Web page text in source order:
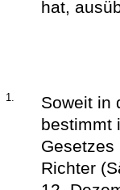
hat,
1.
Soweit in
bestimmt
Gesetzes
Richter